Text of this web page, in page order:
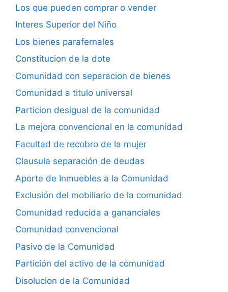
Los que pueden comprar o vender
Interes Superior del Niño
Los bienes parafernales
Constitucion de la dote
Comunidad con separacion de bienes
Comunidad a titulo universal
Particion desigual de la comunidad
La mejora convencional en la comunidad
Facultad de recobro de la mujer
Clausula separación de deudas
Aporte de Inmuebles a la Comunidad
Exclusión del mobiliario de la comunidad
Comunidad reducida a gananciales
Comunidad convencional
Pasivo de la Comunidad
Partición del activo de la comunidad
Disolucion de la Comunidad